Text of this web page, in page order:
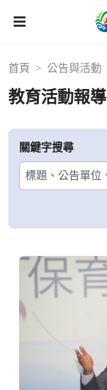
首頁 公告與活動
教育活動報導
關鍵字搜尋